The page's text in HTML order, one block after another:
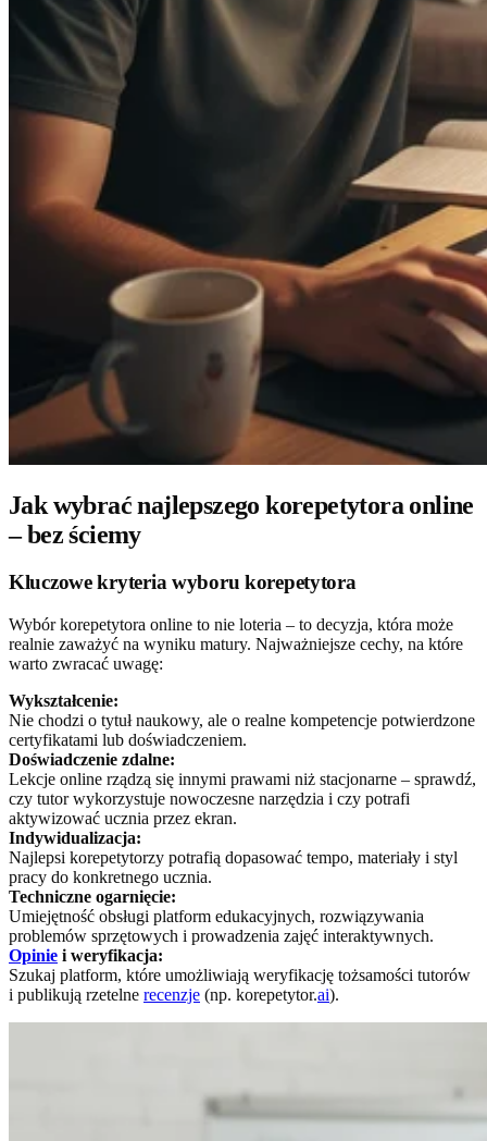
Jak wybrać najlepszego korepetytora online
– bez ściemy
Kluczowe kryteria wyboru korepetytora
Wybór korepetytora online to nie loteria – to decyzja, która może
realnie zaważyć na wyniku matury. Najważniejsze cechy, na które
warto zwracać uwagę:
Wykształcenie:
Nie chodzi o tytuł naukowy, ale o realne kompetencje potwierdzone
certyfikatami lub doświadczeniem.
Doświadczenie zdalne:
Lekcje online rządzą się innymi prawami niż stacjonarne – sprawdź,
czy tutor wykorzystuje nowoczesne narzędzia i czy potrafi
aktywizować ucznia przez ekran.
Indywidualizacja:
Najlepsi korepetytorzy potrafią dopasować tempo, materiały i styl
pracy do konkretnego ucznia.
Techniczne ogarnięcie:
Umiejętność obsługi platform edukacyjnych, rozwiązywania
problemów sprzętowych i prowadzenia zajęć interaktywnych.
Opinie i weryfikacja:
Szukaj platform, które umożliwiają weryfikację tożsamości tutorów
i publikują rzetelne recenzje (np. korepetytor.ai).